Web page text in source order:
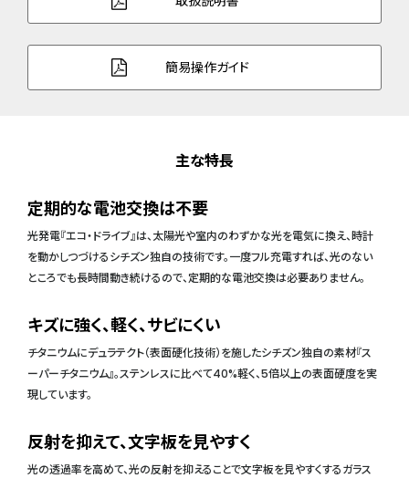
簡易操作ガイド
主な特長
定期的な電池交換は不要
光発電『エコ・ドライブ』は、太陽光や室内のわずかな光を電気に換え、時計
を動かしつづけるシチズン独自の技術です。一度フル充電すれば、光のない
ところでも長時間動き続けるので、定期的な電池交換は必要ありません。
キズに強く、軽く、サビにくい
チタニウムにデュラテクト（表面硬化技術）を施したシチズン独自の素材『ス
ーパーチタニウム』。ステンレスに比べて40%軽く、5倍以上の表面硬度を実
現しています。
反射を抑えて、文字板を見やすく
光の透過率を高めて、光の反射を抑えることで文字板を見やすくするガラス